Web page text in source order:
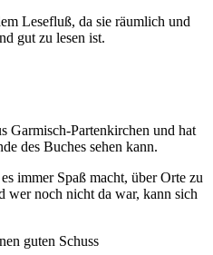
Lesefluß, da sie räumlich und
gut zu lesen ist.
Garmisch-Partenkirchen und hat
des Buches sehen kann.
immer Spaß macht, über Orte zu
wer noch nicht da war, kann sich
guten Schuss